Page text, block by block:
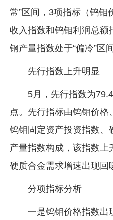
常”区间，3项指标（钨钼
收入指数和钨钼利润总额
钢产量指数处于“偏冷”区间
先行指数上升明显
5月，先行指数为
点。先行指标由钨钼价格
钨钼固定资产投资指数、
产量指数构成，该指数上
硬质合金需求增速出现回
分项指标分析
一是钨钼价格指数出